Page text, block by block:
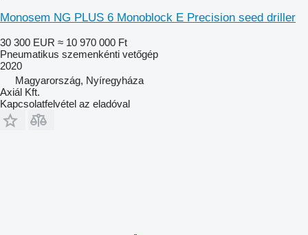
Monosem NG PLUS 6 Monoblock E Precision seed driller
30 300 EUR ≈ 10 970 000 Ft
Pneumatikus szemenkénti vetőgép
2020
Magyarország, Nyíregyháza
Axiál Kft.
Kapcsolatfelvétel az eladóval